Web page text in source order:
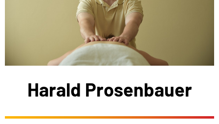
Harald Prosenbauer